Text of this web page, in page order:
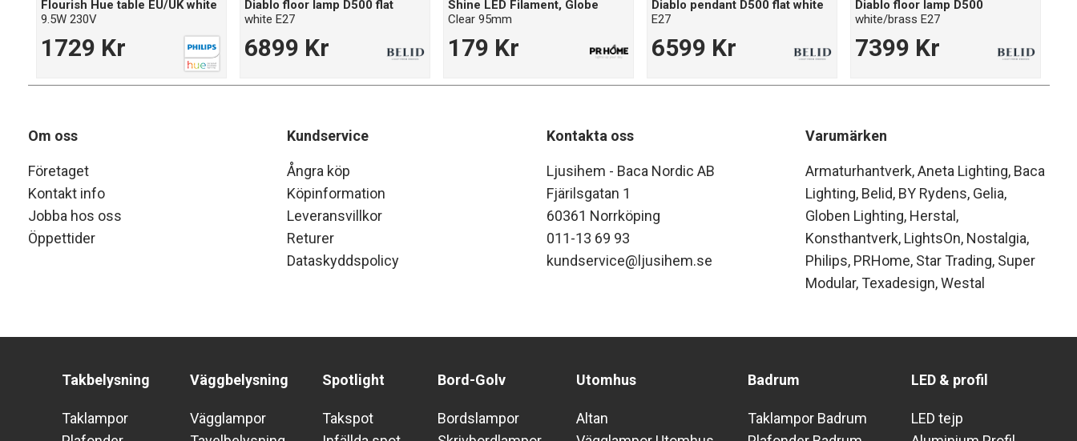
Flourish Hue table EU/UK white
9.5W 230V
1729 Kr
Diablo floor lamp D500 flat
white E27
6899 Kr
Shine LED Filament, Globe
Clear 95mm
179 Kr
Diablo pendant D500 flat white
E27
6599 Kr
Diablo floor lamp D500
white/brass E27
7399 Kr
Om oss
Företaget
Kontakt info
Jobba hos oss
Öppettider
Kundservice
Ångra köp
Köpinformation
Leveransvillkor
Returer
Dataskyddspolicy
Kontakta oss
Ljusihem - Baca Nordic AB
Fjärilsgatan 1
60361 Norrköping
011-13 69 93
kundservice@ljusihem.se
Varumärken
Armaturhantverk Aneta Lighting Baca
Lighting Belid BY Rydens Gelia
Globen Lighting Herstal
Konsthantverk LightsOn Nostalgia
Philips PRHome Star Trading Super
Modular Texadesign Westal
Takbelysning
Taklampor
Väggbelysning
Vägglampor
Spotlight
Takspot
Bord-Golv
Bordslampor
Utomhus
Altan
Badrum
Taklampor Badrum
LED & profil
LED tejp